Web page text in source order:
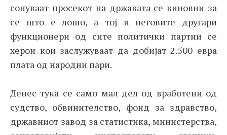
сонуваат просекот на државата се виновни за
се што е лошо, а тој и неговите другари
функционери од сите политички партии се
херои кои заслужуваат да добијат 2.500 евра
плата од народни пари.
Денес тука се само мал дел од вработени од
судство, обвинителство, фонд за здравство,
државниот завод за статистика, министерства,